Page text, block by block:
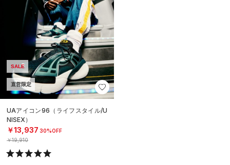
SALE
直営限定
UAアイコン96（ライフスタイル/U
NISEX）
￥13,937 30%OFF
￥19,910